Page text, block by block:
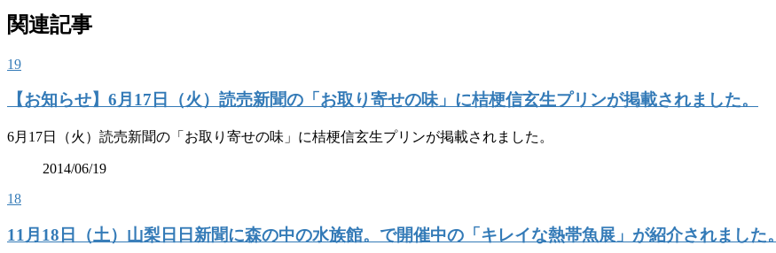
関連記事
19
【お知らせ】6月17日（火）読売新聞の「お取り寄せの味」に桔梗信玄生プリンが掲載されました。
6月17日（火）読売新聞の「お取り寄せの味」に桔梗信玄生プリンが掲載されました。
2014/06/19
18
11月18日（土）山梨日日新聞に森の中の水族館。で開催中の「キレイな熱帯魚展」が紹介されました。